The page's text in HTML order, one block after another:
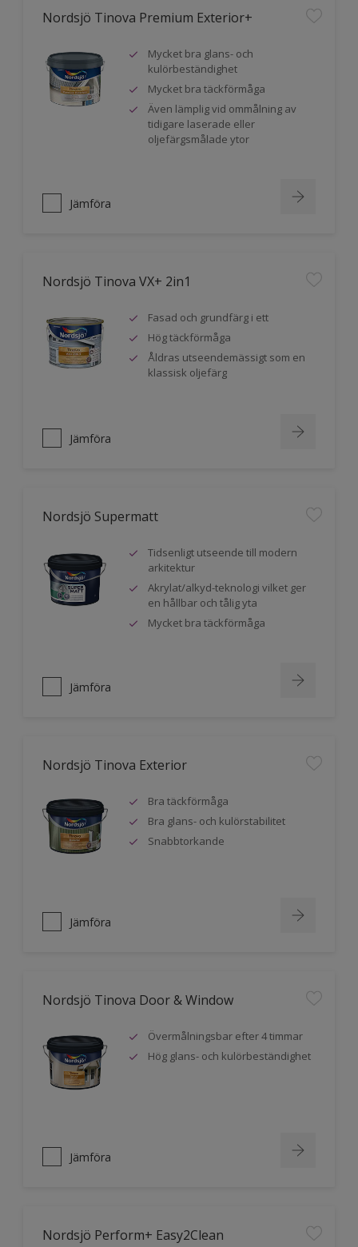
Nordsjö Tinova Premium Exterior+
Mycket bra glans- och
kulörbeständighet
Mycket bra täckförmåga
Även lämplig vid ommålning av
tidigare laserade eller
oljefärgsmålade ytor
Jämföra
Nordsjö Tinova VX+ 2in1
Fasad och grundfärg i ett
Hög täckförmåga
Åldras utseendemässigt som en
klassisk oljefärg
Jämföra
Nordsjö Supermatt
Tidsenligt utseende till modern
arkitektur
Akrylat/alkyd-teknologi vilket ger
en hållbar och tålig yta
Mycket bra täckförmåga
Jämföra
Nordsjö Tinova Exterior
Bra täckförmåga
Bra glans- och kulörstabilitet
Snabbtorkande
Jämföra
Nordsjö Tinova Door & Window
Övermålningsbar efter 4 timmar
Hög glans- och kulörbeständighet
Jämföra
Nordsjö Perform+ Easy2Clean